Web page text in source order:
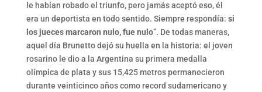
le habían robado el triunfo, pero jamás aceptó eso, él
era un deportista en todo sentido. Siempre respondía: si
los jueces marcaron nulo, fue nulo”. De todas maneras,
aquel día Brunetto dejó su huella en la historia: el joven
rosarino le dio a la Argentina su primera medalla
olímpica de plata y sus 15,425 metros permanecieron
durante veinticinco años como record sudamericano y